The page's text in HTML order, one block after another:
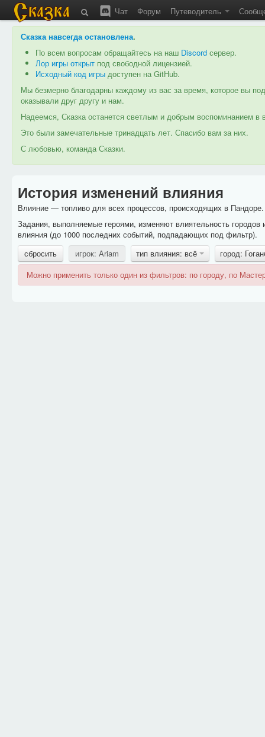
Чат Форум Путеводитель
Сказка навсегда остановлена.
По всем вопросам обращайтесь на наш Discord сервер.
Лор игры открыт под свободной лицензией.
Исходный код игры доступен на GitHub.
Мы безмерно благодарны каждому из вас за время, которое вы
оказывали друг другу и нам.
Надеемся, Сказка останется светлым и добрым воспоминанием
Это были замечательные тринадцать лет. Спасибо вам за них.
С любовью, команда Сказки.
История изменений влияния
Влияние — топливо для всех процессов, происходящих в
Задания, выполняемые героями, изменяют влиятельность
влияния (до 1000 последних событий, подпадающих под фильтр).
сбросить
игрок: Ariam тип влияния: всё
город:
Можно применить только один из фильтров: по городу, по